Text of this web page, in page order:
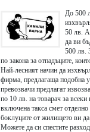
До 500
50 лв.
да ви
500 лв.
по закона за отпадъците,
Най-лесният начин да
фирма, предлагаща подобна
превозвачи предлагат
по 10 лв. на товарач за
включена такса смет
боклуците от жилището ви
Можете да си спестите